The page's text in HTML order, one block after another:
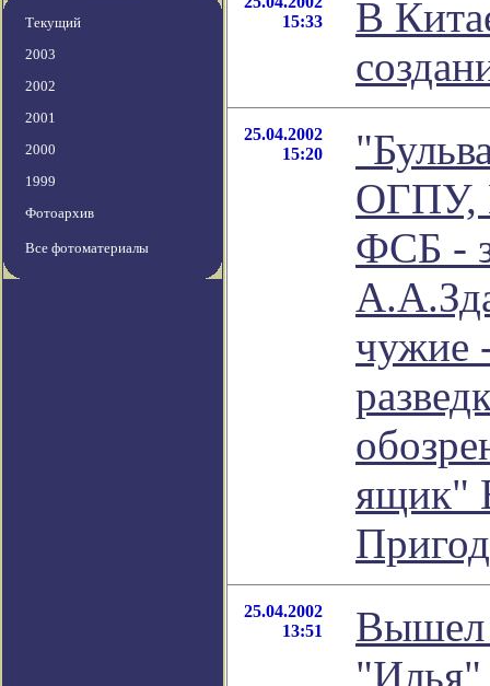
Текущий
2003
2002
2001
2000
1999
Фотоархив
Все фотоматериалы
15:33
В
25.04.2002
15:20
ОГПУ,
ФСБ -
чужие
ящик"
25.04.2002
13:51
Вышел
"Илья"